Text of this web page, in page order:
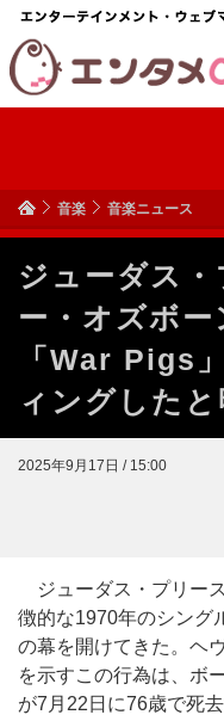
音楽 音楽ニュース
ジューダス
ー・オズボ
「War Pigs
ィングした
2025年9月17日 / 15:00
ジューダス・プリー
徴的な1970年のシング
の幕を開けてきた。ヘ
を示すこの行為は、ボ
が7月22日に76歳で死